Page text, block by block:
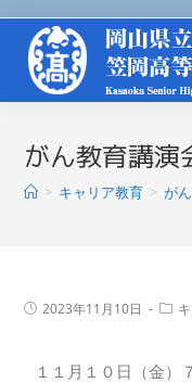
がん教育講演
> キャリア教育 > が
2023年11月10日
１１月１０日（金）